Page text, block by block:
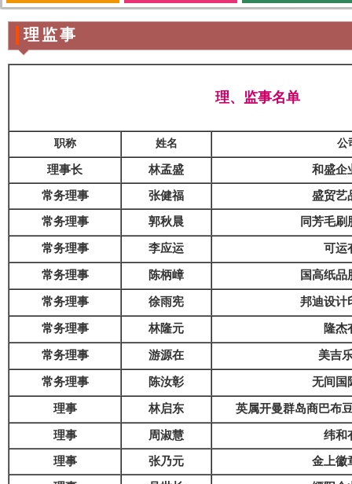
理监事
理、监事名单
职称 姓名 公
理事长 林孟盛 和盛企
常务理事 张健福 盛贸艺
常务理事 郭秋晨 同芳毛刷
常务理事 李应运 可运
常务理事 陈柄嶂 国高纸品
常务理事 徐雨宪 邦迪设计
常务理事 林隆元 隆杰
常务理事 游源在 美吉
常务理事 陈汝彰 无间国
理事 林启东 英属开曼群岛商巴布
理事 周淑慧 纬和
理事 张乃元 金上徽